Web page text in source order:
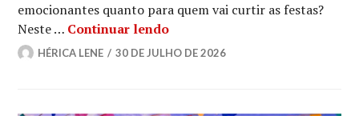
emocionantes quanto para quem vai curtir as festas?
Neste … Continuar lendoExaustão e curtição
HÉRICA LENE 30 DE JULHO DE 2026